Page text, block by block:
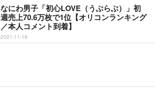
なにわ男子「初心LOVE（うぶらぶ）」初
週売上70.6万枚で1位【オリコンランキング
／本人コメント到着】
2021-11-16